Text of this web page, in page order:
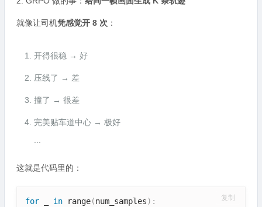
就像让司机凭感觉开 8 次 ：
开得很稳 → 好
压线了 → 差
撞了 → 很差
完美贴车道中心 → 极好
...
这就是代码里的：
for in range(num_samples) :
复制